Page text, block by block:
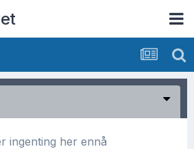
ingenting her ennå